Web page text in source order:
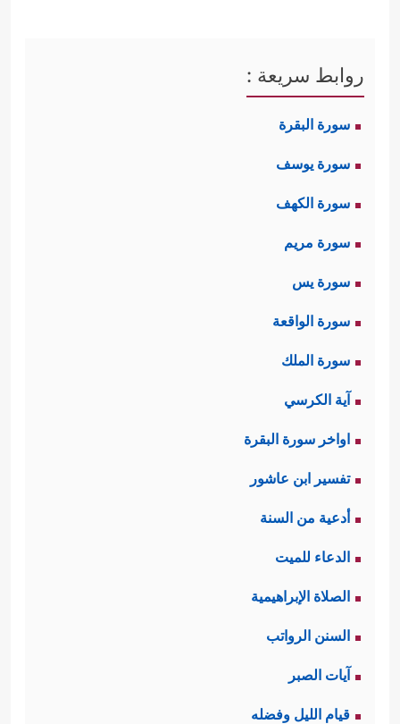
روابط سريعة :
سورة البقرة
سورة يوسف
سورة الكهف
سورة مريم
سورة يس
سورة الواقعة
سورة الملك
آية الكرسي
اواخر سورة البقرة
تفسير ابن عاشور
أدعية من السنة
الدعاء للميت
الصلاة الإبراهيمية
السنن الرواتب
آيات الصبر
قيام الليل وفضله